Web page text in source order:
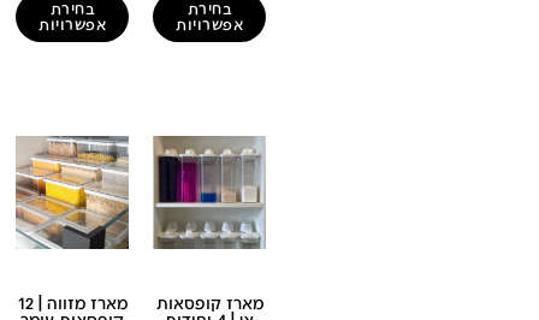
בחירת
אפשרויות
בחירת
אפשרויות
מארז קופסאות
מארז מזווה | 12